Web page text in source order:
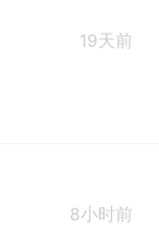
19天前
8小时前